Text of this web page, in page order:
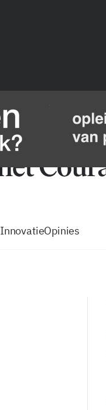
Tip de
InnovatieOpinies